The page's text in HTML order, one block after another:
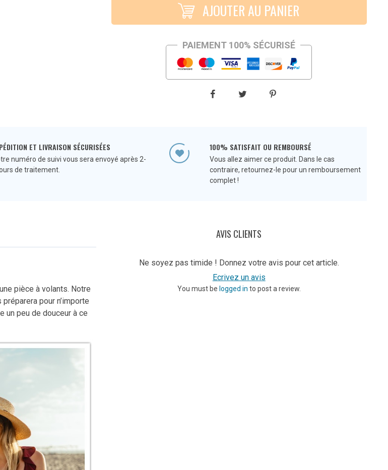
AJOUTER AU PANIER
PAIEMENT 100% SÉCURISÉ
ET LIVRAISON SÉCURISÉES
numéro de suivi vous sera envoyé après 2-
de traitement.
100% SATISFAIT OU REMBOURSÉ
Vous allez aimer ce produit. Dans le cas
contraire, retournez-le pour un remboursement
complet !
pièce à volants. Notre
pour n’importe
un peu de douceur à ce
AVIS CLIENTS
Ne soyez pas timide ! Donnez votre avis pour cet article.
Ecrivez un avis
You must be logged in to post a review.